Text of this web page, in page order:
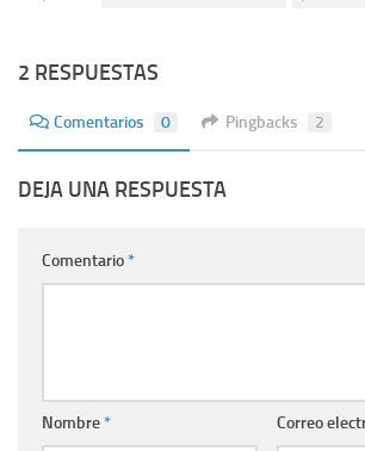
2 RESPUESTAS
Comentarios 0 Pingbacks 2
DEJA UNA RESPUESTA
Comentario*
Nombre* Correo